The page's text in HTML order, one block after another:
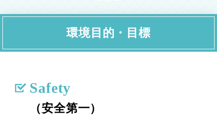
環境⽬的・⽬標
Safety
（安全第⼀）